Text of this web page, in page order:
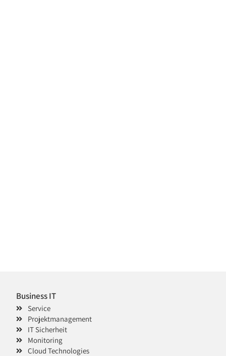
Business IT
Service
Projektmanagement
IT Sicherheit
Monitoring
Cloud Technologies